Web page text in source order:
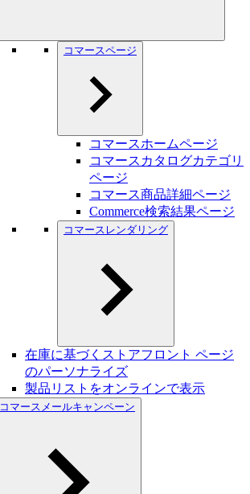
コマースページ
コマースホームページ
コマースカタログカテゴリ
ページ
コマース商品詳細ページ
Commerce検索結果ページ
コマースレンダリング
在庫に基づくストアフロント ページ
のパーソナライズ
製品リストをオンラインで表示
コマースメールキャンペーン